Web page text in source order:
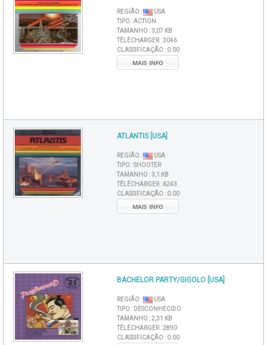
REGIÃO :
USA
TIPO :ACTION
TAMANHO :3,07 KB
TÉLÉCHARGER :3046
CLASSIFICAÇÃO : 0.00
MAIS INFO
ATLANTIS [USA]
REGIÃO :
USA
TIPO :SHOOTER
TAMANHO :3,1 KB
TÉLÉCHARGER : 6243
CLASSIFICAÇÃO : 0.00
MAIS INFO
BACHELOR PARTY/GIGOLO [USA]
REGIÃO :
USA
TIPO : DESCONHECIDO
TAMANHO :2,31 KB
TÉLÉCHARGER :2890
CLASSIFICAÇÃO : 0.00